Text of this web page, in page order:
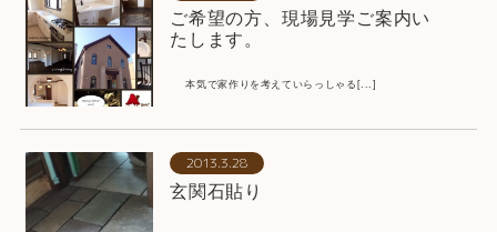
ご希望の方、現場見学ご案内い
たします。
本気で家作りを考えていらっしゃる[...]
2013.3.28
玄関石貼り